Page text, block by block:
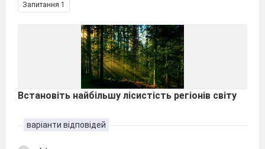
Запитання 1
Встановіть найбільшу лісистість регіонів світу
варіанти відповідей